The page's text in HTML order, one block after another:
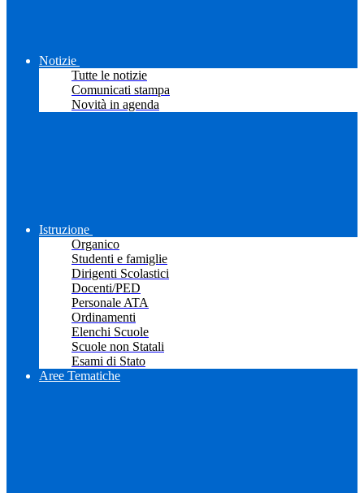
Notizie
Tutte le notizie
Comunicati stampa
Novità in agenda
Istruzione
Organico
Studenti e famiglie
Dirigenti Scolastici
Docenti/PED
Personale ATA
Ordinamenti
Elenchi Scuole
Scuole non Statali
Esami di Stato
Aree Tematiche